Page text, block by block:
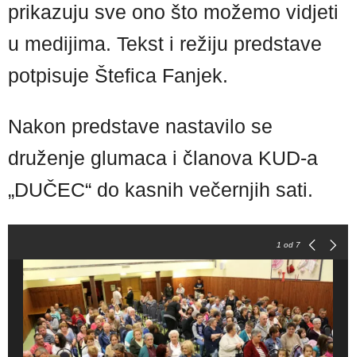
prikazuju sve ono što možemo vidjeti
u medijima. Tekst i režiju predstave
potpisuje Štefica Fanjek.
Nakon predstave nastavilo se
druženje glumaca i članova KUD-a
„DUČEC“ do kasnih večernjih sati.
1 od 7